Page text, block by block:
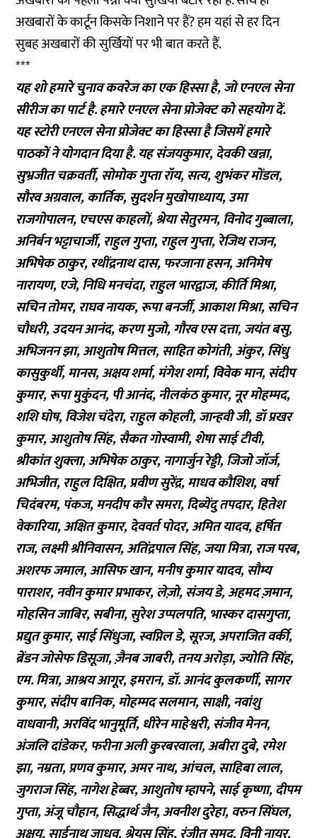
अखबारों के कार्टून किसके निशाने पर हैं? हम यहां से हर दिन
सुबह अखबारों की सुर्खियों पर भी बात करते हैं.
***
यह शो हमारे चुनाव कवरेज का एक हिस्सा है, जो एनएल सेना
सीरीज का पार्ट है. हमारे एनएल सेना प्रोजेक्ट कोसहयोगदें.
यह स्टोरी एनएल सेना प्रोजेक्ट का हिस्सा है जिसमें हमारे
पाठकों ने योगदान दिया है. यह संजयकुमार, देवकी खन्ना,
सुभ्रजीत चक्रवर्ती, सोमोक गुप्ता रॉय, सत्य, शुभंकर मोंडल,
सौरव अग्रवाल, कार्तिक, सुदर्शन मुखोपाध्याय, उमा
राजगोपालन, एचएस काहलों, श्रेया सेतुरमन, विनोद गुब्बाला,
अनिर्बन भट्टाचार्जी, राहुल गुप्ता, राहुल गुप्ता, रेजिथ राजन,
अभिषेक ठाकुर, रथींद्रनाथ दास, फरजाना हसन, अनिमेष
नारायण, एजे, निधि मनचंदा, राहुल भारद्वाज, कीर्ति मिश्रा,
सचिन तोमर, राघव नायक, रूपा बनर्जी, आकाश मिश्रा, सचिन
चौधरी, उदयन आनंद, करण मुजो, गौरव एस दत्ता, जयंत बसु,
अभिजनन झा, आशुतोष मित्तल, साहित कोगंती, अंकुर, सिंधु
कासुकुर्थी, मानस, अक्षय शर्मा, मंगेश शर्मा, विवेक मान, संदीप
कुमार, रूपा मुकुंदन, पी आनंद, नीलकंठ कुमार, नूर मोहम्मद,
शशि घोष, विजेश चंदेरा, राहुल कोहली, जान्हवी जी, डॉ प्रखर
कुमार, आशुतोष सिंह, सैकत गोस्वामी, शेषा साई टीवी,
श्रीकांत शुक्ला, अभिषेक ठाकुर, नागार्जुन रेड्डी, जिजो जॉर्ज,
अभिजीत, राहुल दिक्षित, प्रवीण सुरेंद्र, माधव कौशिश, वर्षा
चिदंबरम, पंकज, मनदीप कौर समरा, दिब्येंदु तपदार, हितेश
वेकारिया, अक्षित कुमार, देववर्त पोदर, अमित यादव, हर्षित
राज, लक्ष्मी श्रीनिवासन, अतिंद्रपाल सिंह, जया मित्रा, राज परब,
अशरफ जमाल, आसिफ खान, मनीष कुमार यादव, सौम्य
पाराशर, नवीन कुमार प्रभाकर, लेज़ो, संजय डे, अहमद ज़मान,
मोहसिन जाबिर, सबीना, सुरेश उप्पलपति, भास्कर दासगुप्ता,
प्रद्युत कुमार, साई सिंधुजा, स्वप्निल डे, सूरज, अपराजित वर्की,
ब्रेंडन जोसेफ डिसूजा, ज़ैनब जाबरी, तनय अरोड़ा, ज्योति सिंह,
एम. मित्रा, आश्रय आगूर, इमरान, डॉ. आनंद कुलकर्णी, सागर
कुमार, संदीप बानिक, मोहम्मद सलमान, साक्षी, नवांशु
वाधवानी, अरविंद भानुमूर्ति, धीरेन माहेश्वरी, संजीव मेनन,
अंजलि दांडेकर, फरीना अली कुरबरवाला, अबीरा दुबे, रमेश
झा, नम्रता, प्रणव कुमार, अमर नाथ, आंचल, साहिबा लाल,
जुगराज सिंह, नागेश हेब्बर, आशुतोष म्हापने, साई कृष्णा, दीपम
गुप्ता, अंजू चौहान, सिद्धार्थ जैन, अवनीश दुरेहा, वरुन सिंघल,